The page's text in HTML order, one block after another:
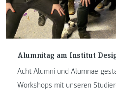
Alumnitag am Institut
Acht Alumni und Alumnae
Workshops mit unseren